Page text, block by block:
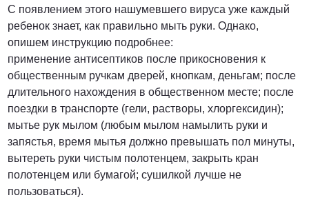
С появлением этого нашумевшего вируса уже каждый
ребенок знает, как правильно мыть руки. Однако,
опишем инструкцию подробнее:
применение антисептиков после прикосновения к
общественным ручкам дверей, кнопкам, деньгам; после
длительного нахождения в общественном месте; после
поездки в транспорте (гели, растворы, хлоргексидин);
мытье рук мылом (любым мылом намылить руки и
запястья, время мытья должно превышать пол минуты,
вытереть руки чистым полотенцем, закрыть кран
полотенцем или бумагой; сушилкой лучше не
пользоваться).